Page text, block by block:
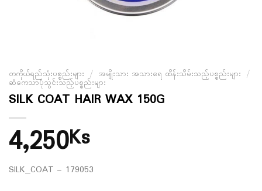
တကိုယ်ရည်သုံးပစ္စည်းများ / အမျိုးသား အသားရေ ထိန်းသိမ်းသည့်ပစ္စည်းများ /
ဆံကေသာပုံသွင်းသည့်ပစ္စည်းများ
SILK COAT HAIR WAX 150G
4,250Ks
SILK_COAT – 179053